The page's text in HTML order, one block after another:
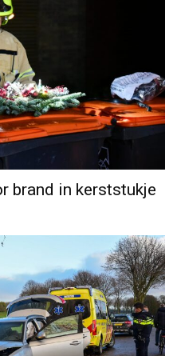
brand in kerststukje